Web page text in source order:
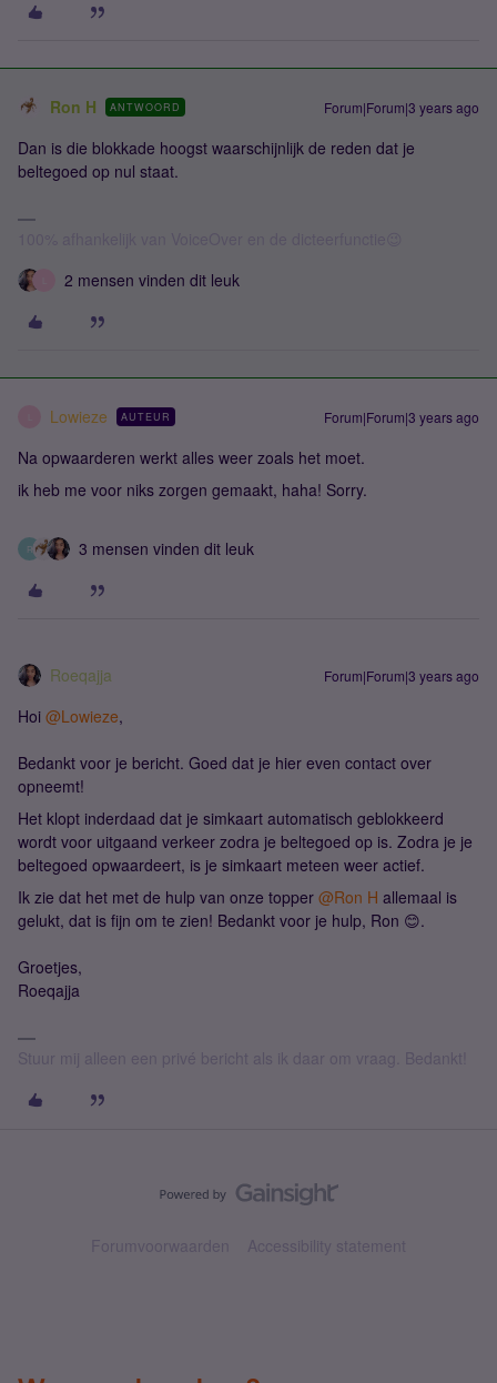
Ron H ANTWOORD Forum|Forum|3 years ago
Dan is die blokkade hoogst waarschijnlijk de reden dat je
beltegoed op nul staat.
2 mensen vinden dit leuk
Lowieze AUTEUR Forum|Forum|3 years ago
Na opwaarderen werkt alles weer zoals het moet.
ik heb me voor niks zorgen gemaakt, haha! Sorry.
R 3 mensen vinden dit leuk
Roeqajja Forum|Forum|3 years ago
Hoi @Lowieze,
Bedankt voor je bericht. Goed dat je hier even contact over
opneemt!
Het klopt inderdaad dat je simkaart automatisch geblokkeerd
wordt voor uitgaand verkeer zodra je beltegoed op is. Zodra je je
beltegoed opwaardeert, is je simkaart meteen weer actief.
Ik zie dat het met de hulp van onze topper @Ron H allemaal is
gelukt, dat is fijn om te zien! Bedankt voor je hulp, Ron 😊.
Groetjes,
Roeqajja
Stuur mij alleen een privé bericht als ik daar om vraag. Bedankt!
Forumvoorwaarden Accessibility statement